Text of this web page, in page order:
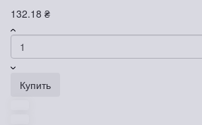
132.18 ₴
Купить